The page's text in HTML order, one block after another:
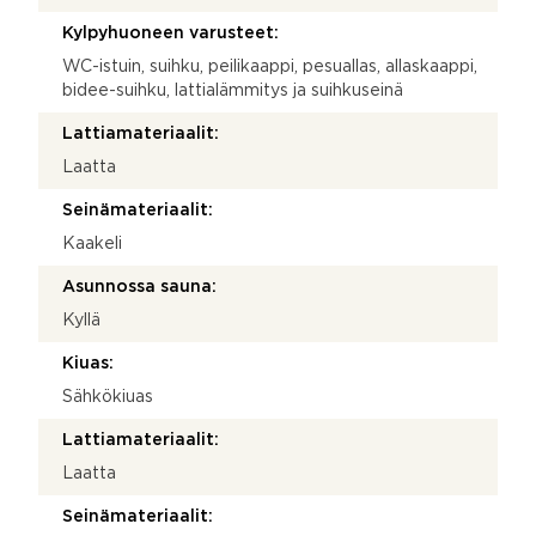
Kylpyhuoneen varusteet:
WC-istuin, suihku, peilikaappi, pesuallas, allaskaappi,
bidee-suihku, lattialämmitys ja suihkuseinä
Lattiamateriaalit:
Laatta
Seinämateriaalit:
Kaakeli
Asunnossa sauna:
Kyllä
Kiuas:
Sähkökiuas
Lattiamateriaalit:
Laatta
Seinämateriaalit: